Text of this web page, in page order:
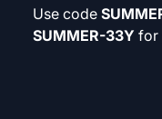
Use code
SUMMER-33Y for